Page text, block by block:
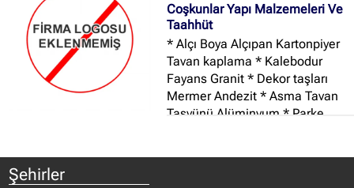
KALİTENİN EN UYGUN
FİYATLARLA SUNULMASI GİBİ
KONULARDA BAŞARILI OLAN
FİRMAMIZ GENİŞ ÜRÜN
YELPAZESİ İLE SİZ DEĞERLİ
MÜŞTERİLERİMİZİN
HİZMETİNDEDİR...
Coşkunlar Yapı Malzemeleri Ve
Taahhüt
* Alçı Boya Alçıpan Kartonpiyer
Tavan kaplama * Kalebodur
Fayans Granit * Dekor taşları
Mermer Andezit * Asma Tavan
Taşyünü Alüminyum * Parke
Şehirler